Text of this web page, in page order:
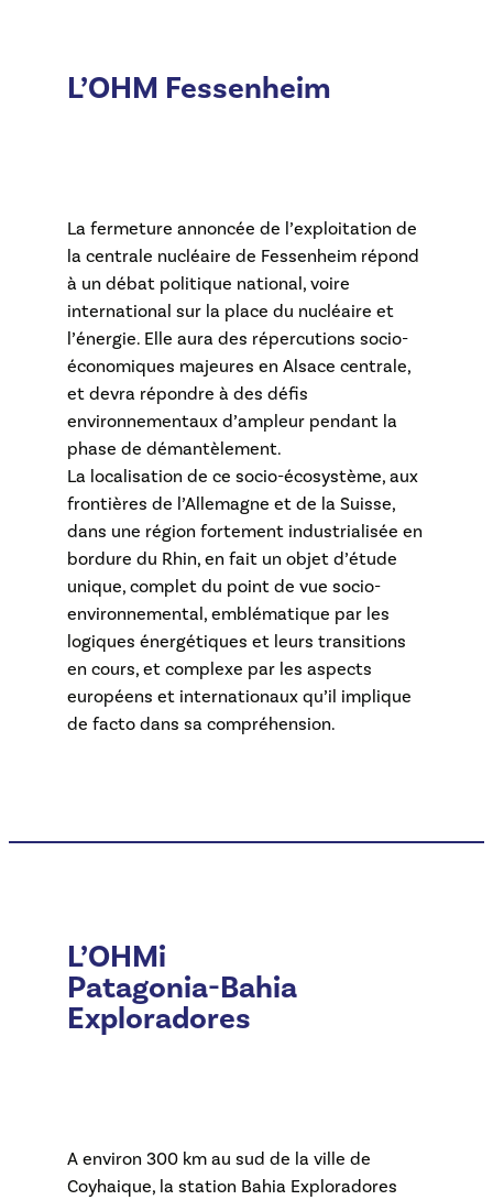
L’OHM Fessenheim
La fermeture annoncée de l’exploitation de
la centrale nucléaire de Fessenheim répond
à un débat politique national, voire
international sur la place du nucléaire et
l’énergie. Elle aura des répercutions socio-
économiques majeures en Alsace centrale,
et devra répondre à des défis
environnementaux d’ampleur pendant la
phase de démantèlement.
La localisation de ce socio-écosystème, aux
frontières de l’Allemagne et de la Suisse,
dans une région fortement industrialisée en
bordure du Rhin, en fait un objet d’étude
unique, complet du point de vue socio-
environnemental, emblématique par les
logiques énergétiques et leurs transitions
en cours, et complexe par les aspects
européens et internationaux qu’il implique
de facto dans sa compréhension.
L’OHMi
Patagonia-Bahia
Exploradores
A environ 300 km au sud de la ville de
Coyhaique, la station Bahia Exploradores